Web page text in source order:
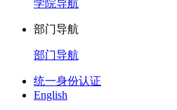
学院导航
部门导航
部门导航
统一身份认证
English